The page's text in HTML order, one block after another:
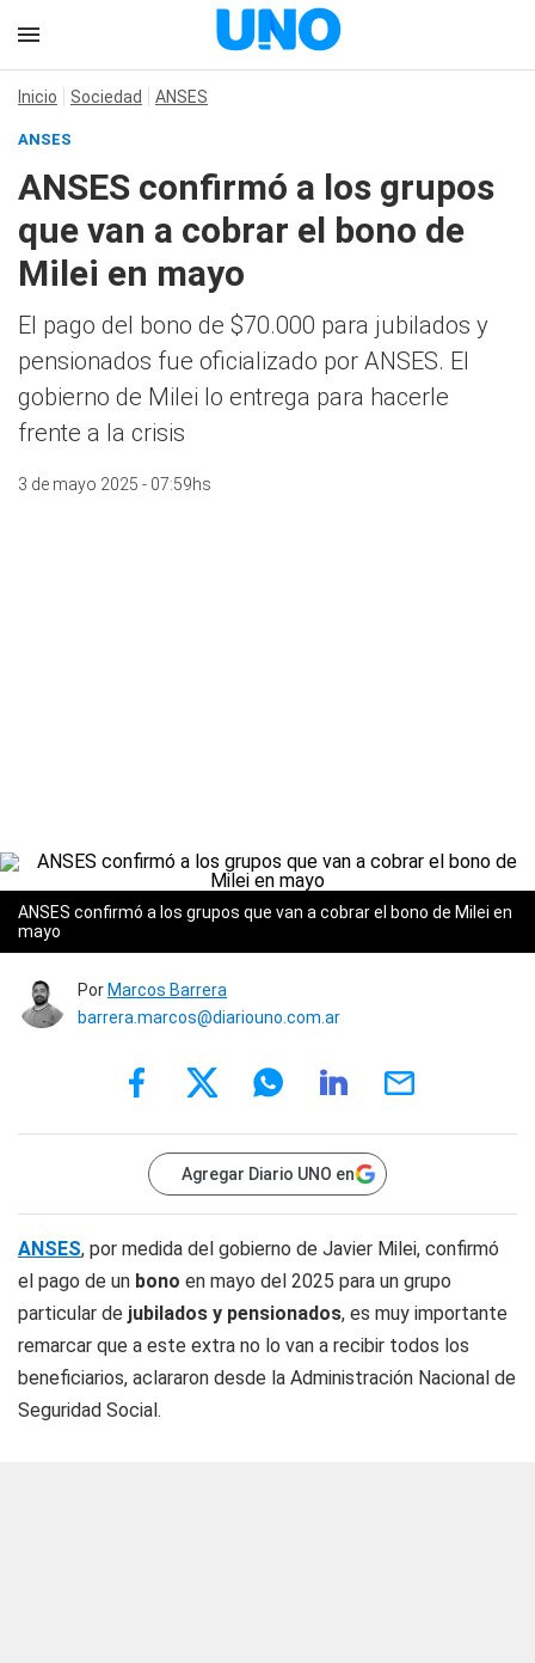
Inicio Sociedad ANSES
ANSES
ANSES confirmó a los grupos
que van a cobrar el bono de
Milei en mayo
El pago del bono de $70.000 para jubilados y
pensionados fue oficializado por ANSES. El
gobierno de Milei lo entrega para hacerle
frente a la crisis
3 de mayo 2025 - 07:59hs
ANSES confirmó a los grupos que van a cobrar el bono de Milei en
mayo
Por Marcos Barrera
barrera.marcos@diariouno.com.ar
Agregar Diario UNO en
ANSES, por medida del gobierno de Javier Milei, confirmó
el pago de un bono en mayo del 2025 para un grupo
particular de jubilados y pensionados, es muy importante
remarcar que a este extra no lo van a recibir todos los
beneficiarios, aclararon desde la Administración Nacional de
Seguridad Social.